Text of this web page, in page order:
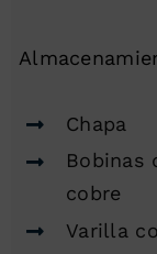
Chapa
Bobinas
cobre
Varilla